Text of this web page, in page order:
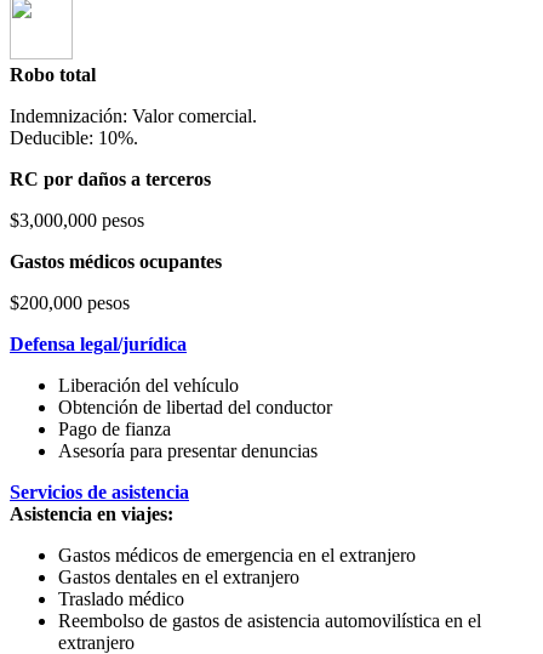
Robo total
Indemnización: Valor comercial.
Deducible: 10%.
RC por daños a terceros
$3,000,000 pesos
Gastos médicos ocupantes
$200,000 pesos
Defensa legal/jurídica
Liberación del vehículo
Obtención de libertad del conductor
Pago de fianza
Asesoría para presentar denuncias
Servicios de asistencia
Asistencia en viajes:
Gastos médicos de emergencia en el extranjero
Gastos dentales en el extranjero
Traslado médico
Reembolso de gastos de asistencia automovilística en el
extranjero